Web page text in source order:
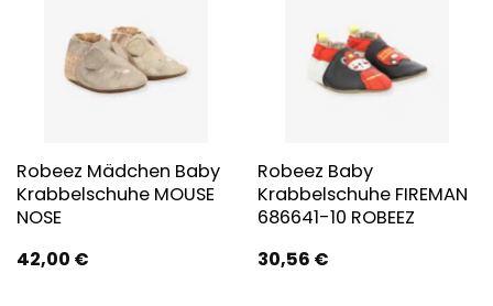
Robeez Mädchen Baby
Krabbelschuhe MOUSE
NOSE
42,00 €
Robeez Baby
Krabbelschuhe FIREMAN
686641-10 ROBEEZ
30,56 €